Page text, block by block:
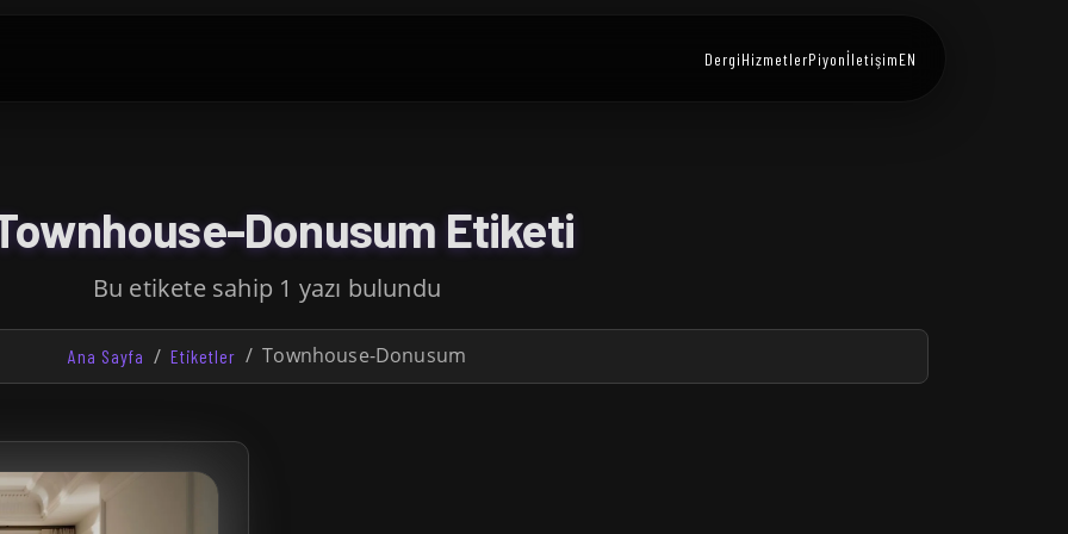
DergiHizmetlerPiyonİletişimEN
Donusum Etiketi
Bu etikete sahip 1 yazı bulundu
Ana Sayfa Etiketler Townhouse-Donusum